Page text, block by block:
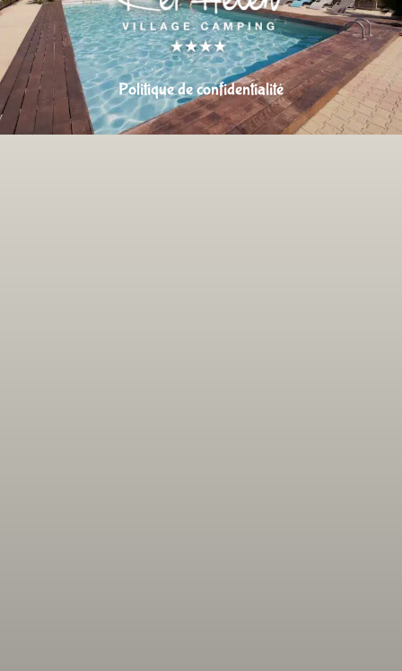
Politique de confidentialité